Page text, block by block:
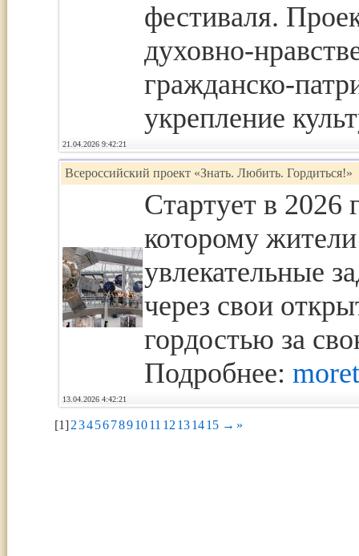
фестиваля.
духовно-
гражданско-
укрепление
21.04.2026 9:42:21
Всероссийский проект «Знать. Любить. Гордиться!»
Стартует в 2026
которому
увлекательные
через свои
гордостью за
Подробнее:
13.04.2026 4:42:21
[1]234567891011 12 131415 → »